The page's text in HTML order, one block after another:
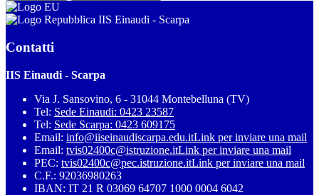
IIS Einaudi - Scarpa
Contatti
IIS Einaudi - Scarpa
Via J. Sansovino, 6 - 31044 Montebelluna (TV)
Tel: Sede Einaudi: 0423 23587
Tel: Sede Scarpa: 0423 609175
Email: info@iiseinaudiscarpa.edu.itLink per inviare una mail
Email: tvis02400c@istruzione.itLink per inviare una mail
PEC: tvis02400c@pec.istruzione.itLink per inviare una mail
C.F.: 92036980263
IBAN: IT 21 R 03069 64707 1000 0004 6042